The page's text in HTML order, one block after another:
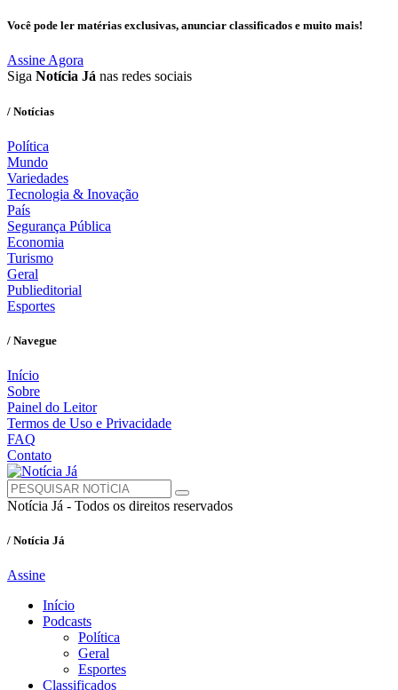
Você pode ler matérias exclusivas, anunciar classificados e muito mais!
Assine Agora
Siga Notícia Já nas redes sociais
/ Notícias
Política
Mundo
Variedades
Tecnologia & Inovação
País
Segurança Pública
Economia
Turismo
Geral
Publieditorial
Esportes
/ Navegue
Início
Sobre
Painel do Leitor
Termos de Uso e Privacidade
FAQ
Contato
Notícia Já - Todos os direitos reservados
/ Notícia Já
Assine
Início
Podcasts
Política
Geral
Esportes
Classificados